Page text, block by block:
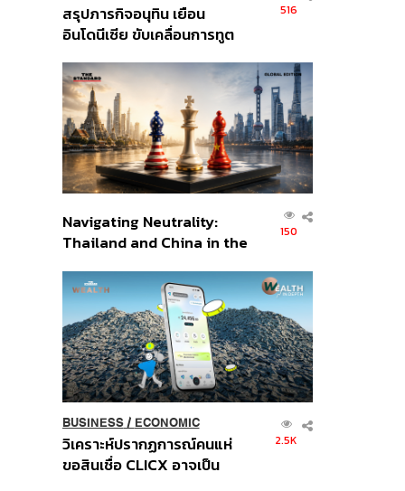
สรุปภารกิจอนุทิน เยือน
อินโดนีเซีย ขับเคลื่อนการทูต
ส่วนยุทธศาสตร์ไทย –
อินโดนีเซีย
516
Navigating Neutrality:
Thailand and China in the
Order
150
BUSINESS/ ECONOMIC
วิเคราะห์ปรากฏการณ์คนแห่
ขอสินเชื่อ CLICX อาจเป็น
2.5K